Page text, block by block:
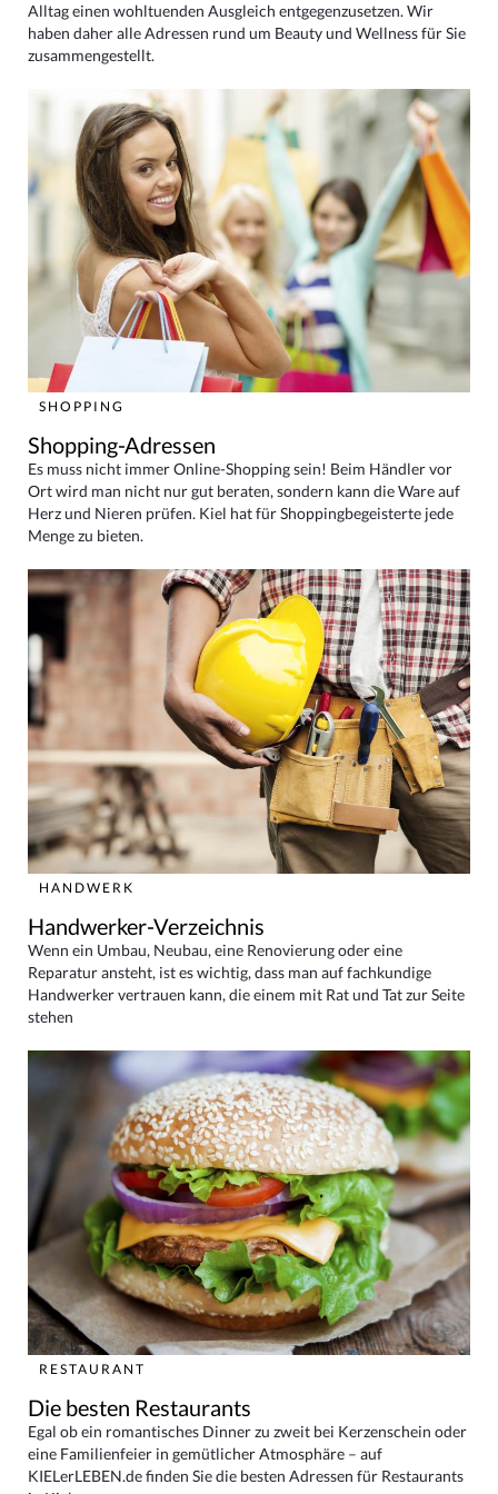
Alltag einen wohltuenden Ausgleich entgegenzusetzen. Wir
haben daher alle Adressen rund um Beauty und Wellness für Sie
zusammengestellt.
SHOPPING
Shopping-Adressen
Es muss nicht immer Online-Shopping sein! Beim Händler vor
Ort wird man nicht nur gut beraten, sondern kann die Ware auf
Herz und Nieren prüfen. Kiel hat für Shoppingbegeisterte jede
Menge zu bieten.
HANDWERK
Handwerker-Verzeichnis
Wenn ein Umbau, Neubau, eine Renovierung oder eine
Reparatur ansteht, ist es wichtig, dass man auf fachkundige
Handwerker vertrauen kann, die einem mit Rat und Tat zur Seite
stehen
RESTAURANT
Die besten Restaurants
Egal ob ein romantisches Dinner zu zweit bei Kerzenschein oder
eine Familienfeier in gemütlicher Atmosphäre – auf
KIELerLEBEN.de finden Sie die besten Adressen für Restaurants